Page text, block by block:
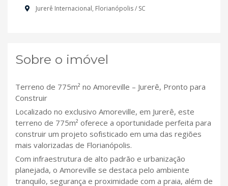
Jurerê Internacional, Florianópolis / SC
Sobre o imóvel
Terreno de 775m² no Amoreville – Jurerê, Pronto para
Construir
Localizado no exclusivo Amoreville, em Jurerê, este
terreno de 775m² oferece a oportunidade perfeita para
construir um projeto sofisticado em uma das regiões
mais valorizadas de Florianópolis.
Com infraestrutura de alto padrão e urbanização
planejada, o Amoreville se destaca pelo ambiente
tranquilo, segurança e proximidade com a praia, além de